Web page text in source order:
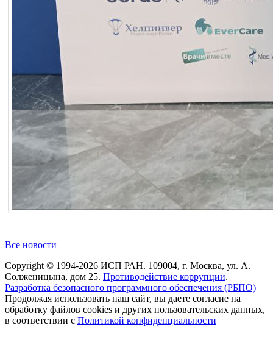
Все новости
Copyright © 1994-2026 ИСП РАН. 109004, г. Москва, ул. А.
Солженицына, дом 25. Противодействие коррупции.
Разработка безопасного программного обеспечения (РБПО)
Продолжая использовать наш сайт, вы даете согласие на
обработку файлов cookies и других пользовательских данных,
в соответствии с Политикой конфиденциальности